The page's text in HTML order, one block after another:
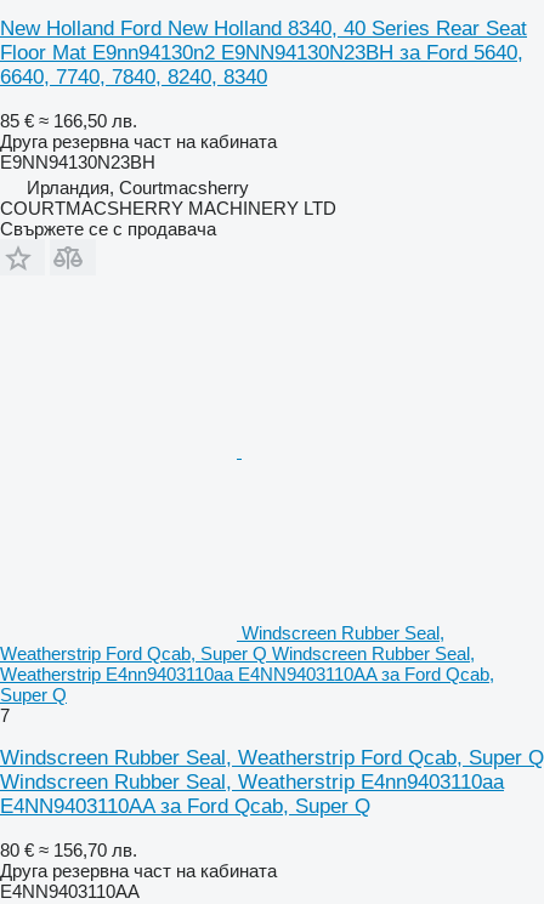
New Holland Ford New Holland 8340, 40 Series Rear Seat
Floor Mat E9nn94130n2 E9NN94130N23BH за Ford 5640,
6640, 7740, 7840, 8240, 8340
85 € ≈ 166,50 лв.
Друга резервна част на кабината
E9NN94130N23BH
Ирландия, Courtmacsherry
COURTMACSHERRY MACHINERY LTD
Свържете се с продавача
Windscreen Rubber Seal,
Weatherstrip Ford Qcab, Super Q Windscreen Rubber Seal,
Weatherstrip E4nn9403110aa E4NN9403110AA за Ford Qcab,
Super Q
7
Windscreen Rubber Seal, Weatherstrip Ford Qcab, Super Q
Windscreen Rubber Seal, Weatherstrip E4nn9403110aa
E4NN9403110AA за Ford Qcab, Super Q
80 € ≈ 156,70 лв.
Друга резервна част на кабината
E4NN9403110AA